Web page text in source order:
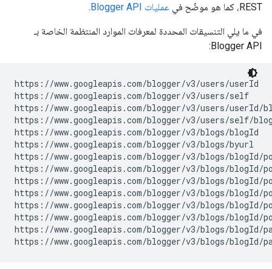
REST، كما هو موضّح في
عمليات Blogger API .
في ما يلي التنسيقات المحددة لمعرفات الموارد المنتظمة الخاصة بـ
Blogger API:
https://www.googleapis.com/blogger/v3/users/userId
https://www.googleapis.com/blogger/v3/users/self
https://www.googleapis.com/blogger/v3/users/userId/
https://www.googleapis.com/blogger/v3/users/self/
https://www.googleapis.com/blogger/v3/blogs/blogId
https://www.googleapis.com/blogger/v3/blogs/byurl
https://www.googleapis.com/blogger/v3/blogs/blogId/
https://www.googleapis.com/blogger/v3/blogs/blogId/
https://www.googleapis.com/blogger/v3/blogs/blogId/
https://www.googleapis.com/blogger/v3/blogs/blogId/
https://www.googleapis.com/blogger/v3/blogs/blogId/
https://www.googleapis.com/blogger/v3/blogs/blogId/
https://www.googleapis.com/blogger/v3/blogs/blogId/
https://www.googleapis.com/blogger/v3/blogs/blogId/